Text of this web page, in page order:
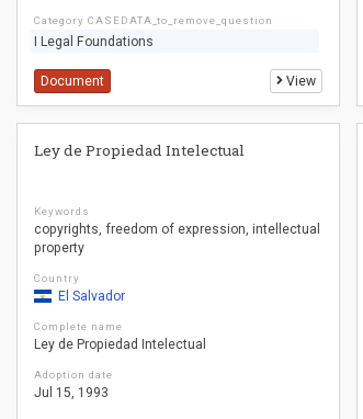
Category CASEDATA_to_remove_question
I Legal Foundations
Document View
Ley de Propiedad Intelectual
Keywords
copyrights freedom of expression intellectual
property
Country
El Salvador
Complete name
Ley de Propiedad Intelectual
Adoption date
Jul 15, 1993